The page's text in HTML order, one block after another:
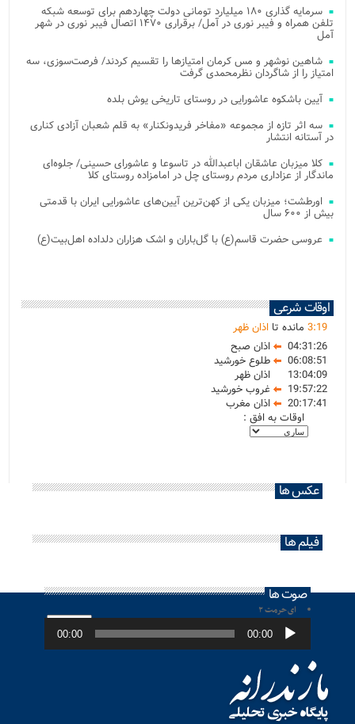
سرمایه گذاری ۱۸۰ میلیارد تومانی دولت چهاردهم برای توسعه شبکه
تلفن همراه و فیبر نوری در آمل/ برقراری ۱۴۷۰ اتصال فیبر نوری در شهر
آمل
شاهین نوشهر و مس کرمان امتیازها را تقسیم کردند/ فرصت‌سوزی، سه
امتیاز را از شاگردان نظرمحمدی گرفت
آیین باشکوه عاشورایی در روستای تاریخی یوش بلده
سه اثر تازه از مجموعه «مفاخر فریدونکنار» به قلم شعبان آزادی کناری
در آستانه انتشار
کلا میزبان عاشقان اباعبدالله در تاسوعا و عاشورای حسینی/ جلوه‌ای
ماندگار از عزاداری مردم روستای چل در امامزاده روستای کلا
اورطشت؛ میزبان یکی از کهن‌ترین آیین‌های عاشورایی ایران با قدمتی
بیش از ۶۰۰ سال
عروسی حضرت قاسم(ع) با گل‌باران و اشک هزاران دلداده اهل‌بیت(ع)
اوقات شرعی
3:19 مانده تااذان ظهر
04:31:26
اذان صبح
06:08:51
طلوع خورشید
13:04:09
اذان ظهر
19:57:22
غروب خورشید
20:17:41
اذان مغرب
اوقات به افق :
عکس ها
فیلم ها
صوت ها
ای حرمت ۲
پخش‌کننده
صوت 00:00
00:00